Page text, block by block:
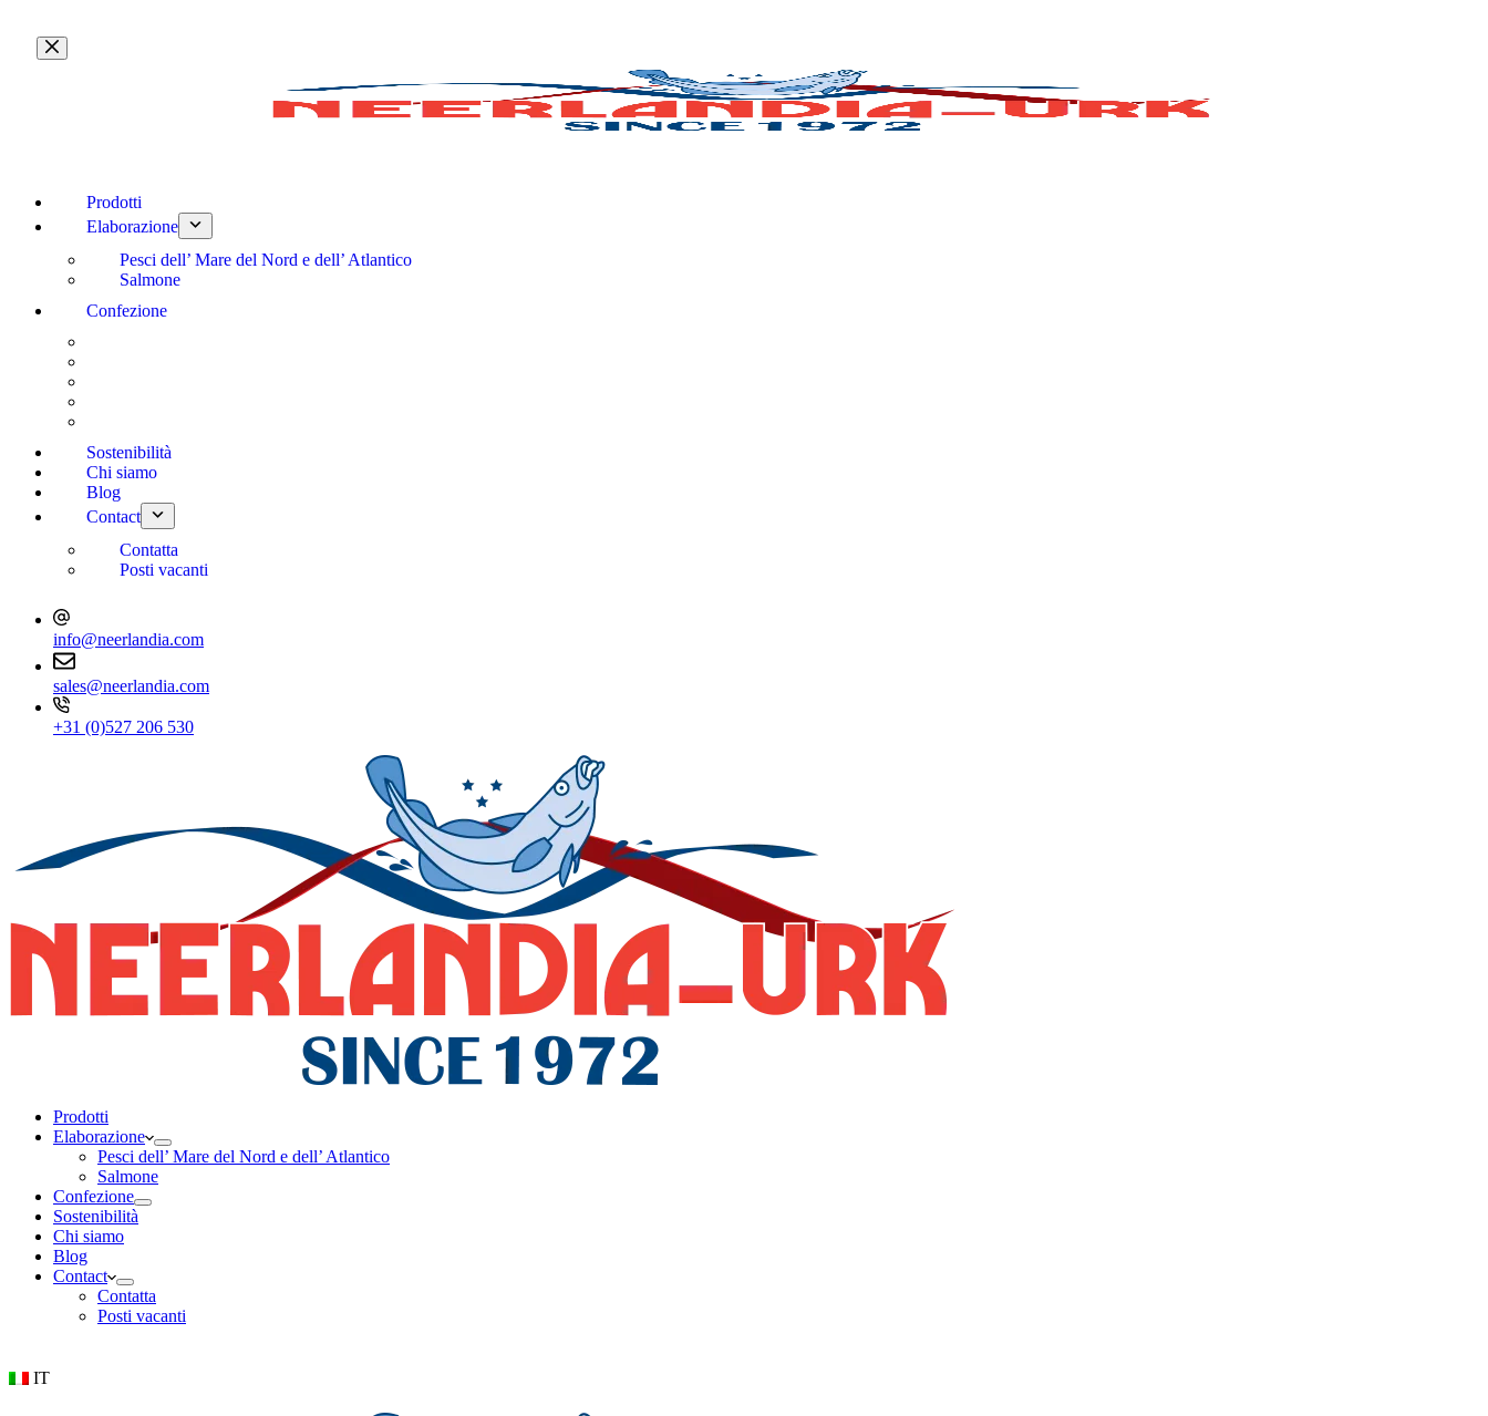
contenuto
Prodotti
Elaborazione
Pesci dell’ Mare del Nord e dell’ Atlantico
Salmone
Confezione
Sostenibilità
Chi siamo
Blog
Contact
Contatta
Posti vacanti
info@neerlandia.com
sales@neerlandia.com
+31 (0)527 206 530
Prodotti
Elaborazione
Pesci dell’ Mare del Nord e dell’ Atlantico
Salmone
Confezione
Sostenibilità
Chi siamo
Blog
Contact
Contatta
Posti vacanti
IT